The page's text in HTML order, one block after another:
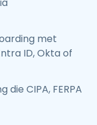
met
ID, Okta of
CIPA, FERPA